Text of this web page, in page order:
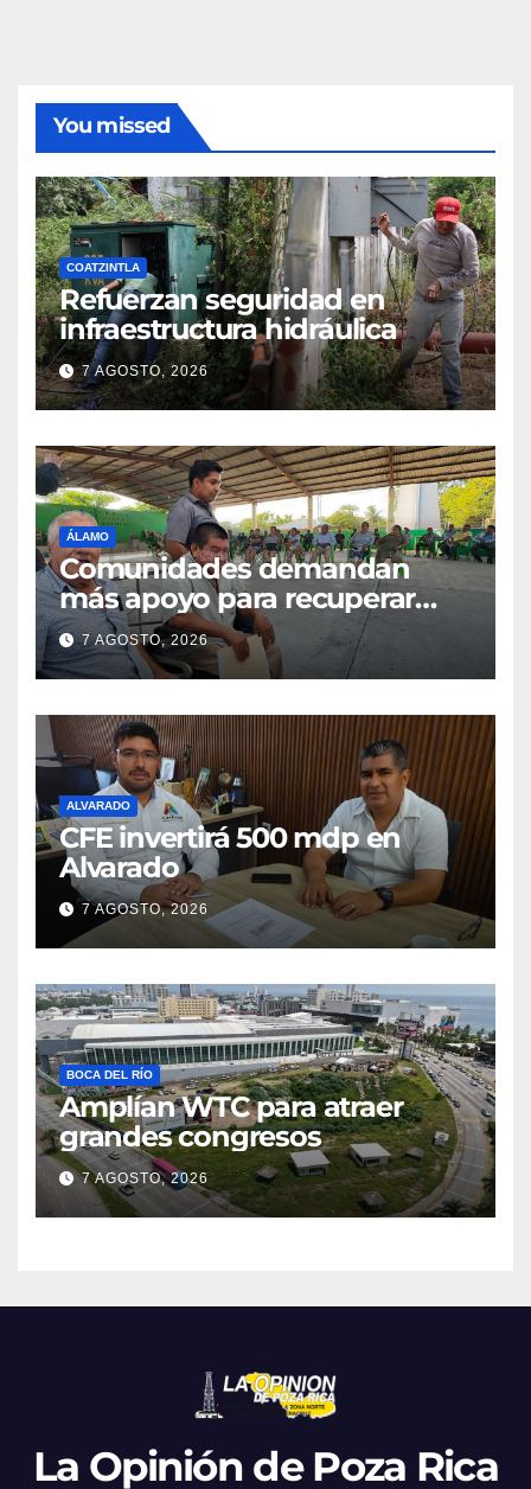
You missed
COATZINTLA
Refuerzan seguridad en
infraestructura hidráulica
7 AGOSTO, 2026
ÁLAMO
Comunidades demandan
más apoyo para recuperar
parcelas
7 AGOSTO, 2026
ALVARADO
CFE invertirá 500 mdp en
Alvarado
7 AGOSTO, 2026
BOCA DEL RÍO
Amplían WTC para atraer
grandes congresos
7 AGOSTO, 2026
La Opinión de Poza Rica